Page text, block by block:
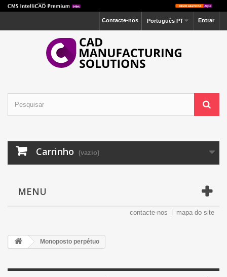
Entrar
Português PT
Contacte-nos
Carrinho (vazio)
MENU
contacte-nos mapa do site
Monoposto perpétuo